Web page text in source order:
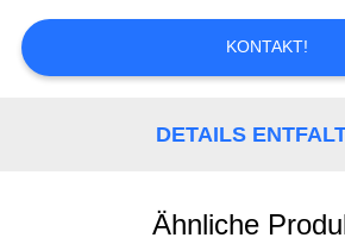
UM
EIN
KONTAKT!
DETAILS
Ähnliche